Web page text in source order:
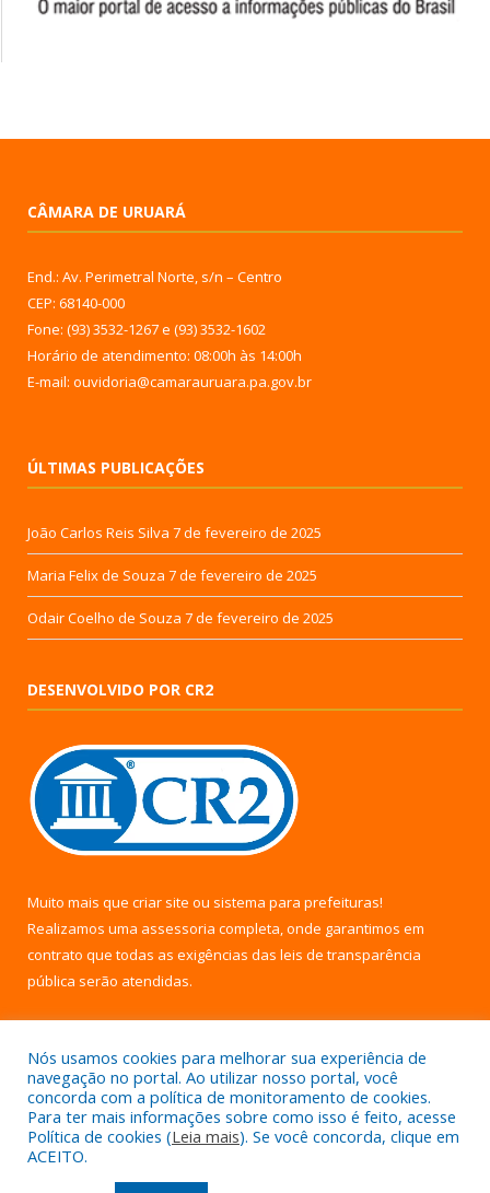
CÂMARA DE URUARÁ
End.: Av. Perimetral Norte, s/n – Centro
CEP: 68140-000
Fone: (93) 3532-1267 e (93) 3532-1602
Horário de atendimento: 08:00h às 14:00h
E-mail: ouvidoria@camarauruara.pa.gov.br
ÚLTIMAS PUBLICAÇÕES
João Carlos Reis Silva 7 de fevereiro de 2025
Maria Felix de Souza 7 de fevereiro de 2025
Odair Coelho de Souza 7 de fevereiro de 2025
DESENVOLVIDO POR CR2
Muito mais que criar site ou sistema para prefeituras!
Realizamos uma assessoria completa, onde garantimos em
contrato que todas as exigências das leis de transparência
pública serão atendidas.
Todos os direitos reservados a Câmara Municipal de Uruará.
Nós usamos cookies para melhorar sua experiência de
navegação no portal. Ao utilizar nosso portal, você
concorda com a política de monitoramento de cookies.
Para ter mais informações sobre como isso é feito, acesse
Política de cookies (Leia mais). Se você concorda, clique em
ACEITO.